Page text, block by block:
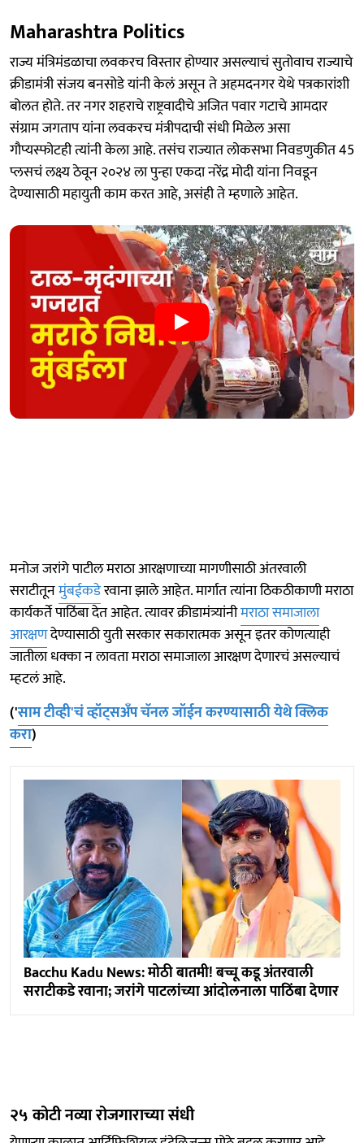
Maharashtra Politics
राज्य मंत्रिमंडळाचा लवकरच विस्तार होण्यार असल्याचं सुतोवाच राज्याचे
क्रीडामंत्री संजय बनसोडे यांनी केलं असून ते अहमदनगर येथे पत्रकारांशी
बोलत होते. तर नगर शहराचे राष्ट्रवादीचे अजित पवार गटाचे आमदार
संग्राम जगताप यांना लवकरच मंत्रीपदाची संधी मिळेल असा
गौप्यस्फोटही त्यांनी केला आहे. तसंच राज्यात लोकसभा निवडणुकीत 45
प्लसचं लक्ष्य ठेवून २०२४ ला पुन्हा एकदा नरेंद्र मोदी यांना निवडून
देण्यासाठी महायुती काम करत आहे, असंही ते म्हणाले आहेत.
मनोज जरांगे पाटील मराठा आरक्षणाच्या मागणीसाठी अंतरवाली
सराटीतूनमुंबईकडेरवाना झाले आहेत. मार्गात त्यांना ठिकठीकाणी मराठा
कार्यकर्ते पाठिंबा देत आहेत. त्यावर क्रीडामंत्र्यांनीमराठा समाजाला
आरक्षणदेण्यासाठी युती सरकार सकारात्मक असून इतर कोणत्याही
जातीला धक्का न लावता मराठा समाजाला आरक्षण देणारचं असल्याचं
म्हटलं आहे.
('साम टीव्ही'चं व्हॉट्सअँप चॅनल जॉईन करण्यासाठी येथे क्लिक
करा)
Bacchu Kadu News: मोठी बातमी! बच्चू कडू अंतरवाली
सराटीकडे रवाना; जरांगे पाटलांच्या आंदोलनाला पाठिंबा देणार
२५ कोटी नव्या रोजगाराच्या संधी